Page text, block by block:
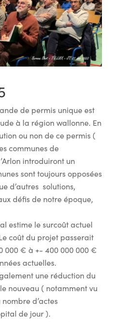
de permis unique est
à la région wallonne. En
ou non de ce permis (
communes de
introduiront un
sont toujours opposées
d’autres solutions,
défis de notre époque,
estime le surcoût actuel
coût du projet passerait
000 € à +- 400 000 000 €
actuelles.
une réduction du
nouveau ( notamment vu
d’actes
de jour ).